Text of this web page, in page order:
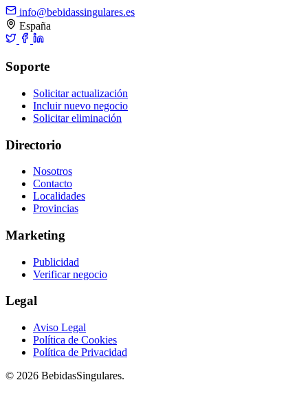
info@bebidassingulares.es
España
Soporte
Solicitar actualización
Incluir nuevo negocio
Solicitar eliminación
Directorio
Nosotros
Contacto
Localidades
Provincias
Marketing
Publicidad
Verificar negocio
Legal
Aviso Legal
Política de Cookies
Política de Privacidad
© 2026 BebidasSingulares.